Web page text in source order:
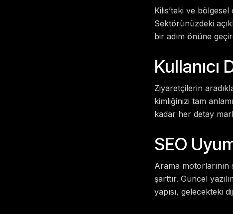
Kilis’teki ve
Sektörünüzdeki
bir adım önüne
Kullanıcı
Ziyaretçilerin
kimliğinizi tam
kadar her detay
SEO
Arama motorlarının
şarttır. Güncel
yapısı, gelecekteki